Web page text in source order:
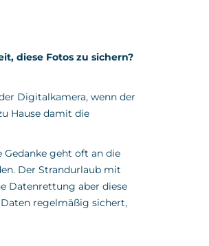
diese Fotos zu sichern?
Digitalkamera, wenn der
Hause damit die
Gedanke geht oft an die
Der Strandurlaub mit
Datenrettung aber diese
regelmäßig sichert,